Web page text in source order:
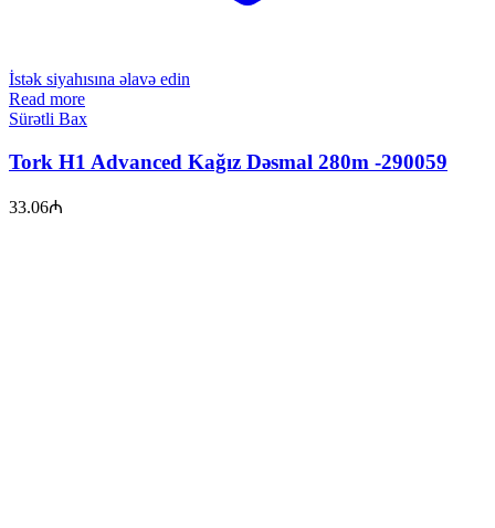
İstək siyahısına əlavə edin
Read more
Sürətli Bax
Tork H1 Advanced Kağız Dəsmal 280m -290059
33.06₼